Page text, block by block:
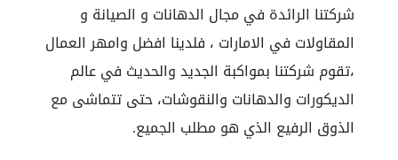
شركتنا الرائدة في مجال الدهانات و الصيانة و
المقاولات في الامارات ، فلدينا افضل وامهر العمال
،تقوم شركتنا بمواكبة الجديد والحديث في عالم
الديكورات والدهانات والنقوشات، حتى تتماشى مع
الذوق الرفيع الذي هو مطلب الجميع.